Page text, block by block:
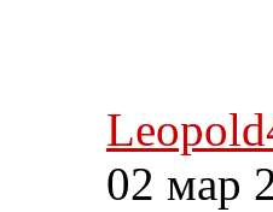
02 мар